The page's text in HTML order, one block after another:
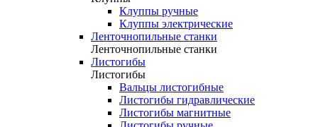
Клуппы ручные
Клуппы электрические
Ленточнопильные станки
Ленточнопильные станки
Листогибы
Листогибы
Вальцы листогибные
Листогибы гидравлические
Листогибы магнитные